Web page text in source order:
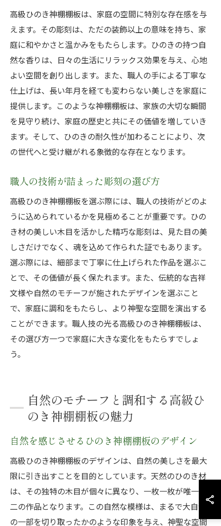
高級ひのき神棚棚板は、家庭の空間に特別な存在感を与
えます。その彫刻は、ただの装飾以上の意味を持ち、家
庭に和やかさと温かみをもたらします。ひのきの持つ自
然な香りは、日々の生活にリラックス効果を与え、心地
よい空間を創り出します。また、職人の手による丁寧な
仕上げは、長い年月を経ても変わらない美しさを家庭に
提供します。このような神棚棚板は、家族の大切な瞬間
を見守り続け、家庭の歴史と共にその価値を増していき
ます。そして、ひのきの耐久性が加わることにより、次
の世代へと受け継がれる象徴的な存在となります。
職人の技術が詰まった彫刻の選び方
高級ひのき神棚棚板を選ぶ際には、職人の技術がどのよ
うに込められているかを見極めることが重要です。ひの
き材の美しい木目を活かした精巧な彫刻は、見た目の美
しさだけでなく、魂を込めて作られた証でもあります。
選ぶ際には、細部まで丁寧に仕上げられた作品を選ぶこ
とで、その価値が長く保たれます。また、伝統的な吉祥
文様や自然のモチーフが施されたデザインを選ぶこと
で、家庭に調和をもたらし、より神聖な空間を演出する
ことができます。職人技の光る高級ひのき神棚棚板は、
その選び方一つで家庭に大きな変化をもたらすでしょ
う。
自然のモチーフと調和する高級ひ
のき神棚棚板の魅力
自然を感じさせるひのき神棚棚板のデザイン
高級ひのき神棚棚板のデザインは、自然の美しさを最大
限に引き出すことを目的としています。天然のひのき材
は、その独特の木目が個々に異なり、一枚一枚が唯一無
二の作品となります。この自然な模様は、まるで大自然
の一部を切り取ったかのような印象を与え、神聖な空間